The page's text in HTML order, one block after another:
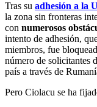
Tras su adhesión a la
la zona sin fronteras
con numerosos
intento de adhesión,
miembros, fue
número de solicitantes
país a través de
Pero Ciolacu se ha